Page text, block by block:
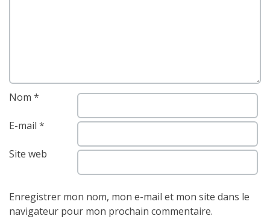
Nom *
E-mail *
Site web
Enregistrer mon nom, mon e-mail et mon site dans le
navigateur pour mon prochain commentaire.